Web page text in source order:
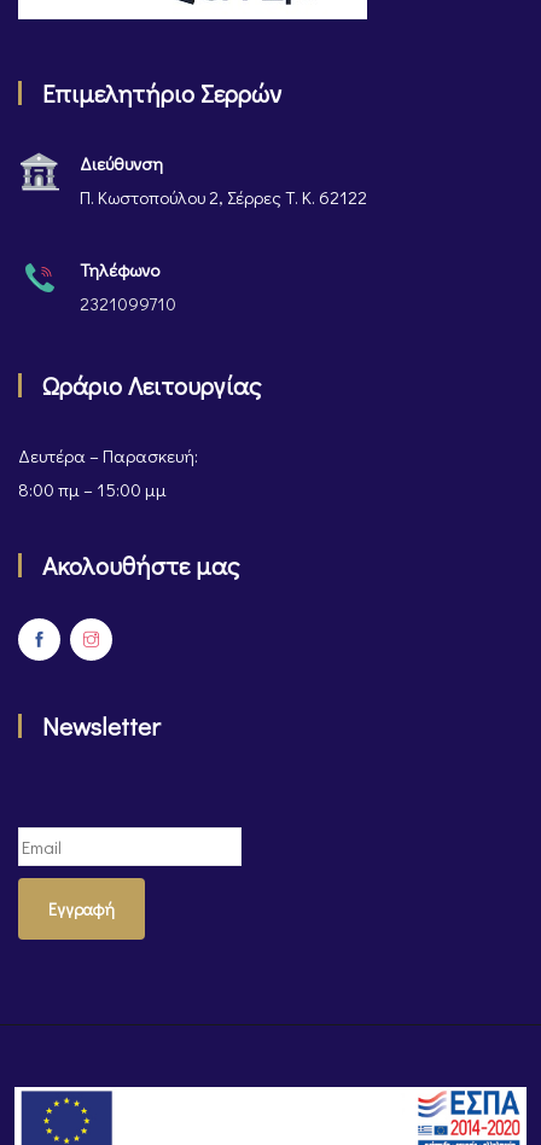
Επιμελητήριο Σερρών
Διεύθυνση
Π. Κωστοπούλου 2, Σέρρες Τ. Κ. 62122
Τηλέφωνο
2321099710
Ωράριο Λειτουργίας
Δευτέρα – Παρασκευή:
8:00 πμ – 15:00 μμ
Ακολουθήστε μας
Newsletter
Εγγραφή